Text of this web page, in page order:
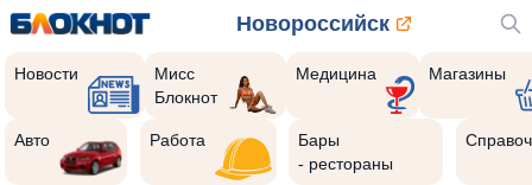
Новороссийск
Новости
Мисс
Блокнот
Медицина Магазины
Авто Работа
Бары
- рестораны